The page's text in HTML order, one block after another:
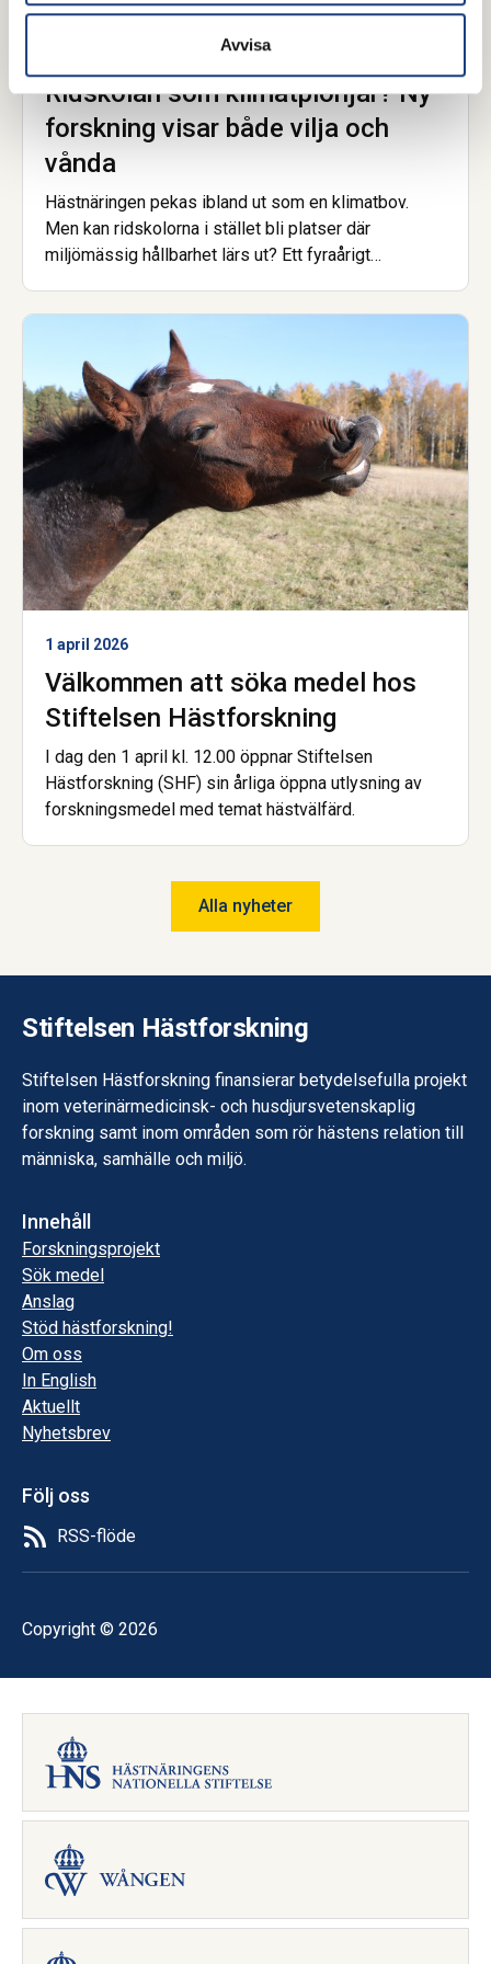
Avvisa
Ridskolan som klimatpionjär? Ny
forskning visar både vilja och
vånda
Hästnäringen pekas ibland ut som en klimatbov.
Men kan ridskolorna i stället bli platser där
miljömässig hållbarhet lärs ut? Ett fyraårigt
potentialen. Slutsatsen är att viljan finns, men många
vet inte hur de ska gå från ord till handling.
1 april 2026
Välkommen att söka medel hos
Stiftelsen Hästforskning
I dag den 1 april kl. 12.00 öppnar Stiftelsen
Hästforskning (SHF) sin årliga öppna utlysning av
forskningsmedel med temat hästvälfärd.
Alla nyheter
Stiftelsen Hästforskning
Stiftelsen Hästforskning finansierar betydelsefulla projekt
inom veterinärmedicinsk- och husdjursvetenskaplig
forskning samt inom områden som rör hästens relation till
människa, samhälle och miljö.
Innehåll
Forskningsprojekt
Sök medel
Anslag
Stöd hästforskning!
Om oss
In English
Aktuellt
Nyhetsbrev
Följ oss
RSS-flöde
Copyright © 2026